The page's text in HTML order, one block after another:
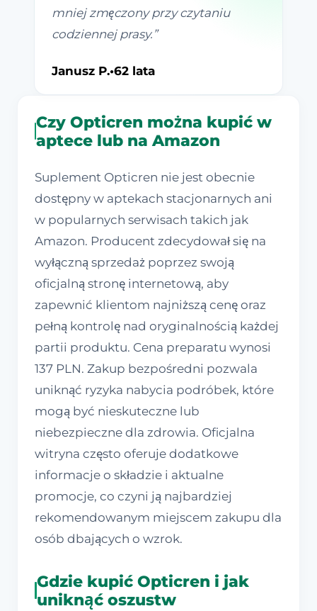
mniej zmęczony przy czytaniu
codziennej prasy. ”
Janusz P.•62 lata
Czy Opticren można kupić w
aptece lub na Amazon
Suplement Opticren nie jest obecnie
dostępny w aptekach stacjonarnych ani
w popularnych serwisach takich jak
Amazon. Producent zdecydował się na
wyłączną sprzedaż poprzez swoją
oficjalną stronę internetową, aby
zapewnić klientom najniższą cenę oraz
pełną kontrolę nad oryginalnością każdej
partii produktu. Cena preparatu wynosi
137 PLN. Zakup bezpośredni pozwala
uniknąć ryzyka nabycia podróbek, które
mogą być nieskuteczne lub
niebezpieczne dla zdrowia. Oficjalna
witryna często oferuje dodatkowe
informacje o składzie i aktualne
promocje, co czyni ją najbardziej
rekomendowanym miejscem zakupu dla
osób dbających o wzrok.
Gdzie kupić Opticren i jak
uniknąć oszustw